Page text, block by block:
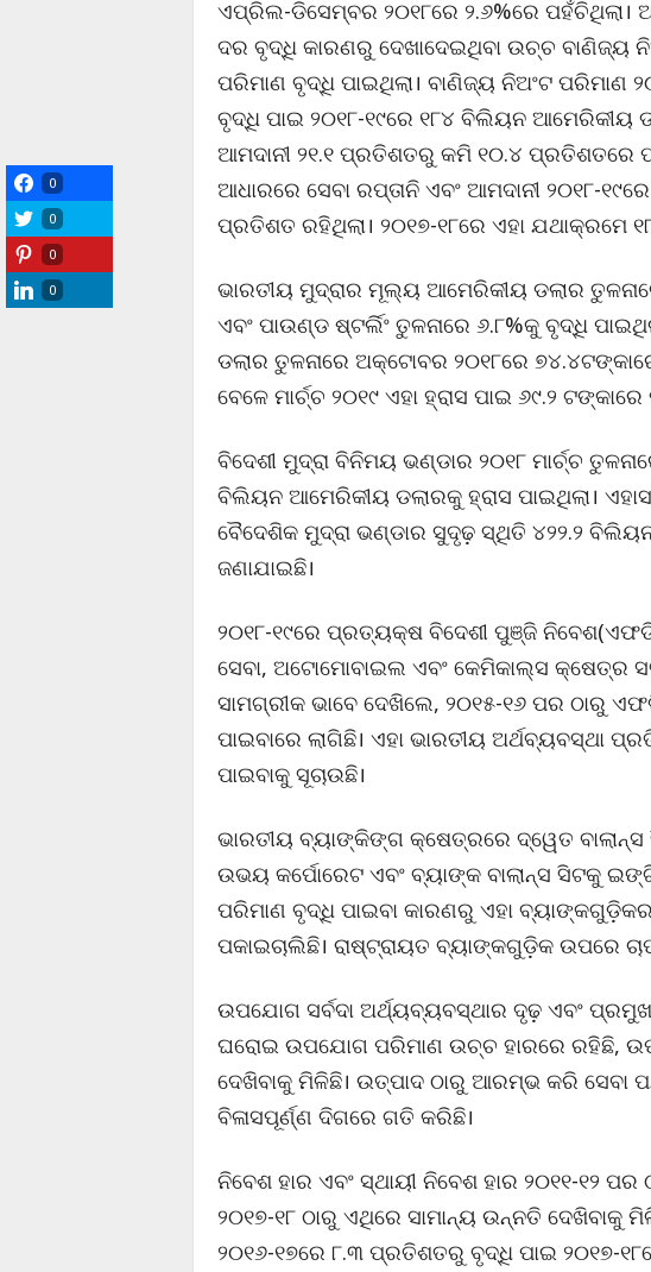
ଏପ୍ରିଲ-ଡିସେମ୍ବର ୨୦୧୮ରେ ୨.୬%ରେ ପହଁଚିଥିଲା।
ଦର ବୃଦ୍ଧି କାରଣରୁ ଦେଖାଦେଇଥିବା ଉଚ୍ଚ ବାଣିଜ୍ୟ
ପରିମାଣ ବୃଦ୍ଧି ପାଇଥିଲା। ବାଣିଜ୍ୟ ନିଅଂଟ ପରିମାଣ
ବୃଦ୍ଧି ପାଇ ୨୦୧୮-୧୯ରେ ୧୮୪ ବିଲିୟନ ଆମେରିକୀୟ
ଆମଦାନୀ ୨୧.୧ ପ୍ରତିଶତରୁ କମି ୧୦.୪ ପ୍ରତିଶତରେ
ଆଧାରରେ ସେବା ରପ୍ତାନି ଏବଂ ଆମଦାନୀ ୨୦୧୮-
ପ୍ରତିଶତ ରହିଥିଲା। ୨୦୧୭-୧୮ରେ ଏହା ଯଥାକ୍ରମେ
ଭାରତୀୟ ମୁଦ୍ରାର ମୂଲ୍ୟ ଆମେରିକୀୟ ଡଲାର
ଏବଂ ପାଉଣ୍ଡ ଷ୍ଟର୍ଲିଂ ତୁଳନାରେ ୬.୮%କୁ ବୃଦ୍ଧି
ଡଲାର ତୁଳନାରେ ଅକ୍ଟୋବର ୨୦୧୮ରେ
ବେଳେ ମାର୍ଚ୍ଚ ୨୦୧୯ ଏହା ହ୍ରାସ ପାଇ ୬୯.୨ ଟଙ୍କାରେ
ବିଦେଶୀ ମୁଦ୍ରା ବିନିମୟ ଭଣ୍ଡାର ୨୦୧୮ ମାର୍ଚ୍ଚ
ବିଲିୟନ ଆମେରିକୀୟ ଡଲାରକୁ ହ୍ରାସ ପାଇଥିଲା।
ବୈଦେଶିକ ମୁଦ୍ରା ଭଣ୍ଡାର ସୁଦୃଢ଼ ସ୍ଥିତି ୪୨୨.୨
ଜଣାଯାଇଛି।
୨୦୧୮-୧୯ରେ ପ୍ରତ୍ୟକ୍ଷ ବିଦେଶୀ ପୁଞ୍ଜି
ସେବା, ଅଟୋମୋବାଇଲ ଏବଂ କେମିକାଲ୍ସ କ୍ଷେତ୍ର
ସାମଗ୍ରୀକ ଭାବେ ଦେଖିଲେ, ୨୦୧୫-୧୬ ପର ଠାରୁ
ପାଇବାରେ ଲାଗିଛି। ଏହା ଭାରତୀୟ ଅର୍ଥବ୍ୟବସ୍ଥା
ପାଇବାକୁ ସୂଚାଉଛି।
ଭାରତୀୟ ବ୍ୟାଙ୍କିଙ୍ଗ କ୍ଷେତ୍ରରେ ଦ୍ୱେତ
ଉଭୟ କର୍ପୋରେଟ ଏବଂ ବ୍ୟାଙ୍କ ବାଲାନ୍ସ ସିଟକୁ
ପରିମାଣ ବୃଦ୍ଧି ପାଇବା କାରଣରୁ ଏହା ବ୍ୟାଙ୍କଗୁଡ଼ିକର
ପକାଇଚାଲିଛି। ରାଷ୍ଟ୍ରାୟତ ବ୍ୟାଙ୍କଗୁଡ଼ିକ ଉପରେ
ଉପଯୋଗ ସର୍ବଦା ଅର୍ଥ୍ୟବ୍ୟବସ୍ଥାର ଦୃଢ଼ ଏବଂ
ଘରୋଇ ଉପଯୋଗ ପରିମାଣ ଉଚ୍ଚ ହାରରେ ରହିଛି,
ଦେଖିବାକୁ ମିଳିଛି। ଉତ୍ପାଦ ଠାରୁ ଆରମ୍ଭ କରି ସେବା
ବିଳାସପୂର୍ଣ୍ଣ ଦିଗରେ ଗତି କରିଛି।
ନିବେଶ ହାର ଏବଂ ସ୍ଥାୟୀ ନିବେଶ ହାର ୨୦୧୧-୧୨
୨୦୧୭-୧୮ ଠାରୁ ଏଥିରେ ସାମାନ୍ୟ ଉନ୍ନତି ଦେଖିବାକୁ
୨୦୧୬-୧୭ରେ ୮.୩ ପ୍ରତିଶତରୁ ବୃଦ୍ଧି ପାଇ ୨୦୧୭-
0
0
0
0